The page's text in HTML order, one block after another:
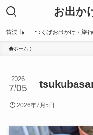
お出か
筑波山 つくばお出かけ・旅行
ホーム
2026
7/05
2026年7月5日